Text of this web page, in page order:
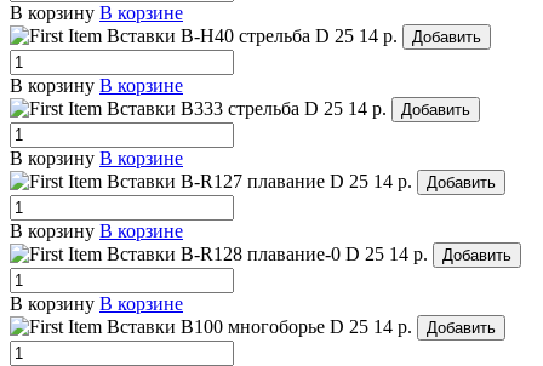
В корзину В корзине
Вставки B-H40 стрельба D 25 14 р. Добавить
В корзину В корзине
Вставки B333 стрельба D 25 14 р. Добавить
В корзину В корзине
Вставки B-R127 плавание D 25 14 р. Добавить
В корзину В корзине
Вставки B-R128 плавание-0 D 25 14 р. Добавить
В корзину В корзине
Вставки B100 многоборье D 25 14 р. Добавить